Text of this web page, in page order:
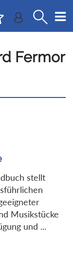
Fermor
stellt
Musikstücke
und ...